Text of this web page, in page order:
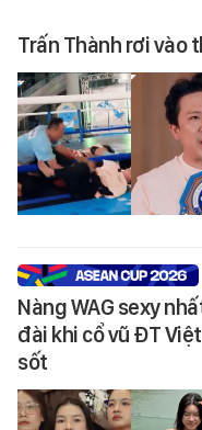
Trấn Thành rơi vào
Nàng WAG sexy
đài khi cổ vũ ĐT
sốt